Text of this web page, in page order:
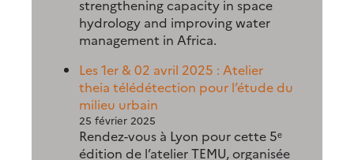
strengthening capacity in space
hydrology and improving water
management in Africa.
Les 1er & 02 avril 2025 : Atelier
theia télédétection pour l’étude du
milieu urbain
25 février 2025
Rendez-vous à Lyon pour cette 5ᵉ
édition de l’atelier TEMU, organisée